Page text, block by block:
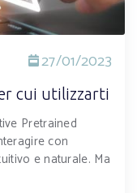
27/01/2023
cui utilizzarti
Pretrained
con
e naturale. Ma